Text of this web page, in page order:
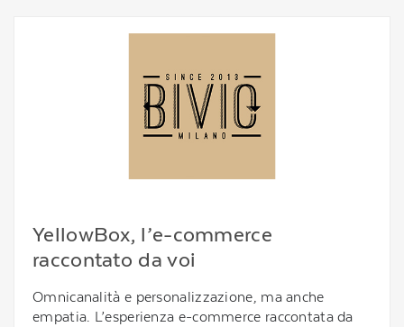
YellowBox, l’e-commerce
raccontato da voi
Omnicanalità e personalizzazione, ma anche
empatia. L’esperienza e-commerce raccontata da